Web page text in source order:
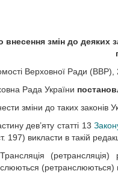
внесення змін до деяких
Верховної Ради
Рада України
зміни до таких законів
дев’яту статті 13
197) викласти в такій
(ретрансляція)
(ретранслюються)